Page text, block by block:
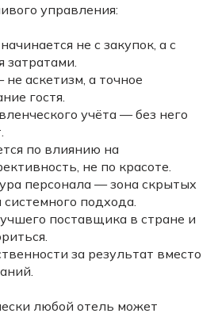
управления:
не с закупок, а с
затратами.
аскетизм, а точное
гостя.
учёта — без него
по влиянию на
не по красоте.
персонала — зона скрытых
подхода.
поставщика в стране и
за результат вместо
любой отель может